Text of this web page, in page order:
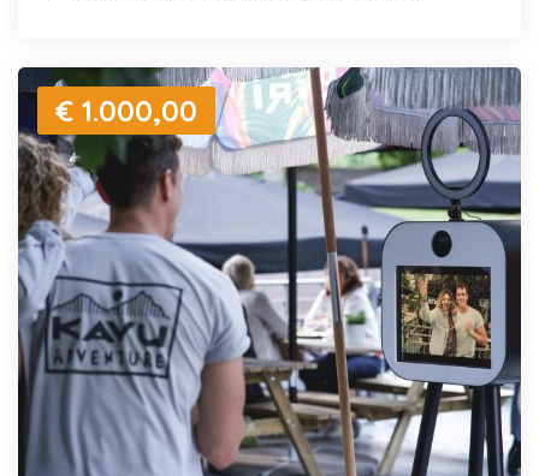
€ 1.000,00